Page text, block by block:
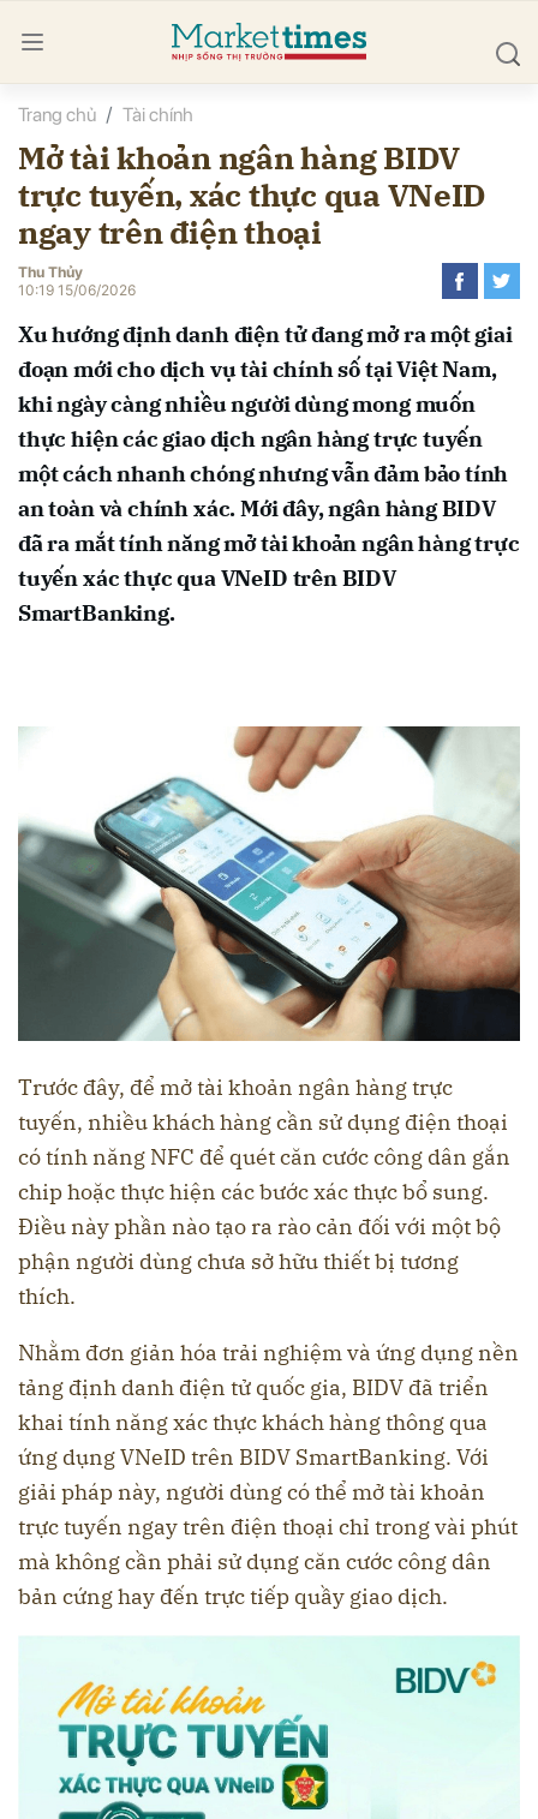
Trang chủ Tài chính
Mở tài khoản ngân hàng BIDV
trực tuyến, xác thực qua VNeID
ngay trên điện thoại
Thu Thủy
10:19 15/06/2026
Xu hướng định danh điện tử đang mở ra một giai
đoạn mới cho dịch vụ tài chính số tại Việt Nam,
khi ngày càng nhiều người dùng mong muốn
thực hiện các giao dịch ngân hàng trực tuyến
một cách nhanh chóng nhưng vẫn đảm bảo tính
an toàn và chính xác. Mới đây, ngân hàng BIDV
đã ra mắt tính năng mở tài khoản ngân hàng trực
tuyến xác thực qua VNeID trên BIDV
SmartBanking.
Trước đây, để mở tài khoản ngân hàng trực
tuyến, nhiều khách hàng cần sử dụng điện thoại
có tính năng NFC để quét căn cước công dân gắn
chip hoặc thực hiện các bước xác thực bổ sung.
Điều này phần nào tạo ra rào cản đối với một bộ
phận người dùng chưa sở hữu thiết bị tương
thích.
Nhằm đơn giản hóa trải nghiệm và ứng dụng nền
tảng định danh điện tử quốc gia, BIDV đã triển
khai tính năng xác thực khách hàng thông qua
ứng dụng VNeID trên BIDV SmartBanking. Với
giải pháp này, người dùng có thể mở tài khoản
trực tuyến ngay trên điện thoại chỉ trong vài phút
mà không cần phải sử dụng căn cước công dân
bản cứng hay đến trực tiếp quầy giao dịch.
luận
Hủy